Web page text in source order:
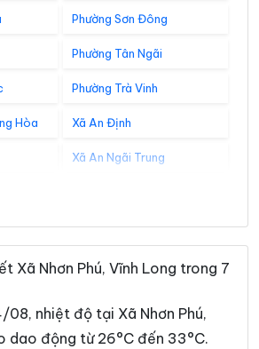
Phường Sơn Đông
Phường Tân Ngãi
Phường Trà Vinh
Hòa Xã An Định
Xã An Ngãi Trung
Xã Bảo Thạnh
Xã Bình Phú
Xã Càng Long
Xã Nhơn Phú, Vĩnh Long trong 7
nhiệt độ tại Xã Nhơn Phú,
dao động từ 26°C đến 33°C.